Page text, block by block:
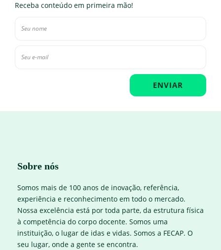
Receba conteúdo em primeira mão!
Sobre nós
Somos mais de 100 anos de inovação, referência,
experiência e reconhecimento em todo o mercado.
Nossa excelência está por toda parte, da estrutura física
à competência do corpo docente. Somos uma
instituição, o lugar de idas e vidas. Somos a FECAP. O
seu lugar, onde a gente se encontra.